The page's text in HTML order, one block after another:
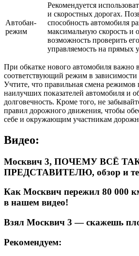
Автобан-
режим
Рекомендуется
и скоростных дорогах.
способность автомобиля
максимальную скорость и
возможность проверить
управляемость на прямых
При обкатке нового автомобиля важно
соответствующий режим в зависимости
Учтите, что правильная смена режимов
наилучших показателей автомобиля и
долговечность. Кроме того, не
правил дорожного движения, чтобы
себе и окружающим участникам
Видео:
Москвич 3, ПОЧЕМУ ВСЁ
ПРЕДСТАВИТЕЛЮ, обзор и
Как Москвич пережил 80 000
в нашем видео!
Взял Москвич 3 — скажешь
Рекомендуем: